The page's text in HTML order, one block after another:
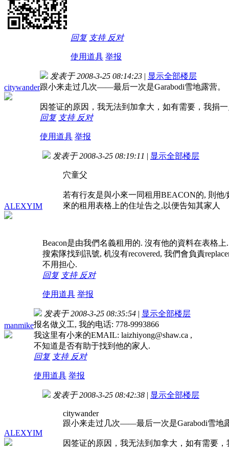
回复 支持 反对
使用道具 举报
citywander
发表于 2008-3-25 08:14:23 | 显示全部楼层
跟小来走过几次——最后一次是Garabodi雪地露营。
因签证的原因，我无法到加拿大，如有需要，我捐
回复 支持 反对
使用道具 举报
ALEXYIM
发表于 2008-3-25 08:19:11 | 显示全部楼层
穴童父
若有行友是與小來一同租用BEACON的, 則
來的租用表格上的住址告之,以便告知其家人
Beacon是由我們名義租用的. 沒有他的資料在表格
搜索隊找到訊號, 机沒有recovered, 我們會負責
不用担心.
回复 支持 反对
使用道具 举报
manmike
发表于 2008-3-25 08:35:54 | 显示全部楼层
报名做义工, 我的电话: 778-9993866
我这里有小来的EMAIL: laizhiyong@shaw.ca ,
不知道是否有助于找到他的家人.
回复 支持 反对
使用道具 举报
ALEXYIM
发表于 2008-3-25 08:42:38 | 显示全部楼层
citywander
跟小来走过几次——最后一次是Garabodi雪地
因签证的原因，我无法到加拿大，如有需要